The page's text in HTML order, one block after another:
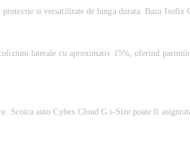
si versatilitate de lunga durata. Baza Isofix
laterale cu aproximativ 15%, oferind
Scoica auto Cybex Cloud G i-Size poate fi